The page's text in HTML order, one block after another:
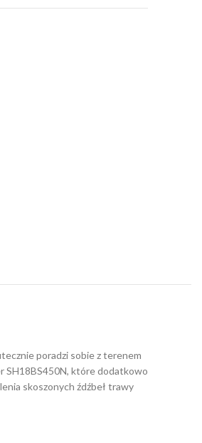
poradzi sobie z terenem
SH18BS450N, które dodatkowo
skoszonych źdźbeł trawy